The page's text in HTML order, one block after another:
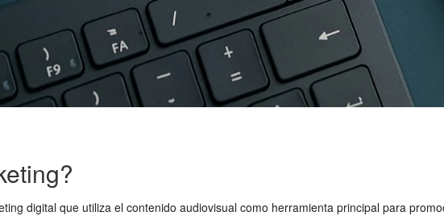
digital que utiliza el contenido audiovisual como herramienta principal para